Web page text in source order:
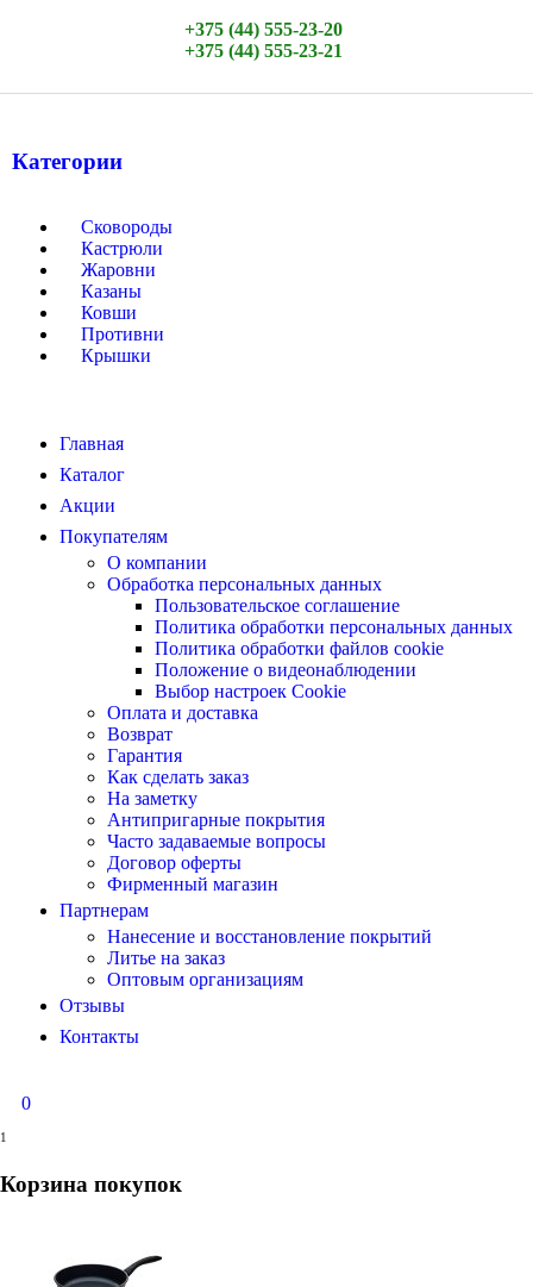
+375 (44) 555-23-20
+375 (44) 555-23-21
Категории
Сковороды
Кастрюли
Жаровни
Казаны
Ковши
Противни
Крышки
Главная
Каталог
Акции
Покупателям
О компании
Обработка персональных данных
Пользовательское соглашение
Политика обработки персональных данных
Политика обработки файлов cookie
Положение о видеонаблюдении
Выбор настроек Cookie
Оплата и доставка
Возврат
Гарантия
Как сделать заказ
На заметку
Антипригарные покрытия
Часто задаваемые вопросы
Договор оферты
Фирменный магазин
Партнерам
Нанесение и восстановление покрытий
Литье на заказ
Оптовым организациям
Отзывы
Контакты
0
1
Корзина покупок